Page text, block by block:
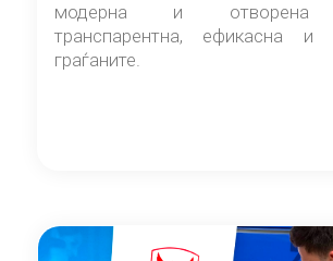
модерна и отворена
транспарентна, ефикасна
граѓаните.